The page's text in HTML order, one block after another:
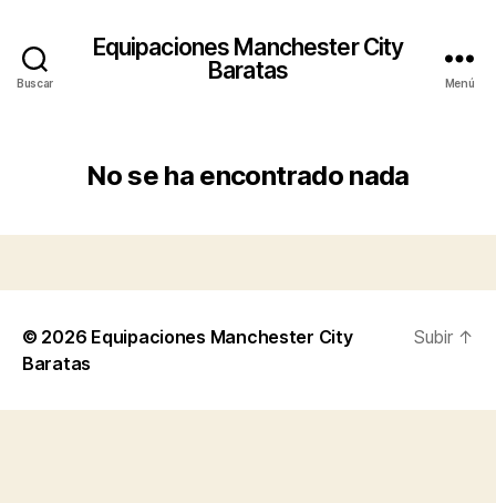
Buscar
Equipaciones Manchester City
Baratas
Menú
No se ha encontrado nada
© 2026 Equipaciones Manchester City
Baratas
Subir ↑